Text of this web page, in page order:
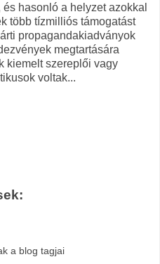
hasonló a helyzet azokkal
több tízmilliós támogatást
propagandakiadványok
megtartására
kiemelt szereplői vagy
voltak...
a blog tagjai